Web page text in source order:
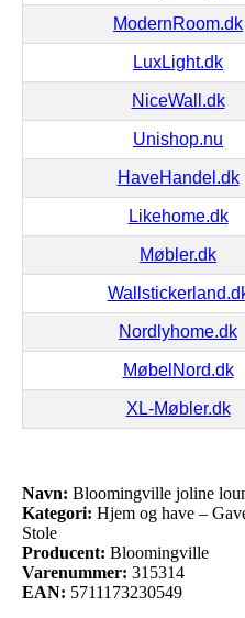
ModernRoom.dk
LuxLight.dk
NiceWall.dk
Unishop.nu
HaveHandel.dk
Likehome.dk
Møbler.dk
Nordlyhome.dk
MøbelNord.dk
XL-Møbler.dk
Navn: Bloomingville joline
Kategori: Hjem og have –
Stole
Producent: Bloomingville
Varenummer: 315314
EAN: 5711173230549